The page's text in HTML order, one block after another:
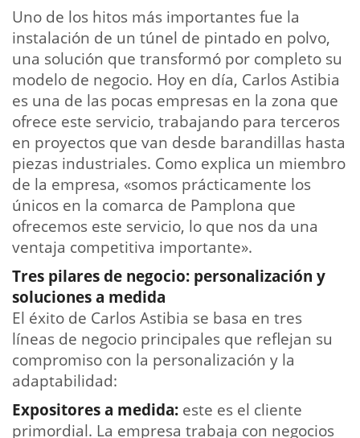
Uno de los hitos más importantes fue la
instalación de un túnel de pintado en polvo,
una solución que transformó por completo su
modelo de negocio. Hoy en día, Carlos Astibia
es una de las pocas empresas en la zona que
ofrece este servicio, trabajando para terceros
en proyectos que van desde barandillas hasta
piezas industriales. Como explica un miembro
de la empresa, «somos prácticamente los
únicos en la comarca de Pamplona que
ofrecemos este servicio, lo que nos da una
ventaja competitiva importante».
Tres pilares de negocio: personalización y
soluciones a medida
El éxito de Carlos Astibia se basa en tres
líneas de negocio principales que reflejan su
compromiso con la personalización y la
adaptabilidad:
Expositores a medida: este es el cliente
primordial. La empresa trabaja con negocios